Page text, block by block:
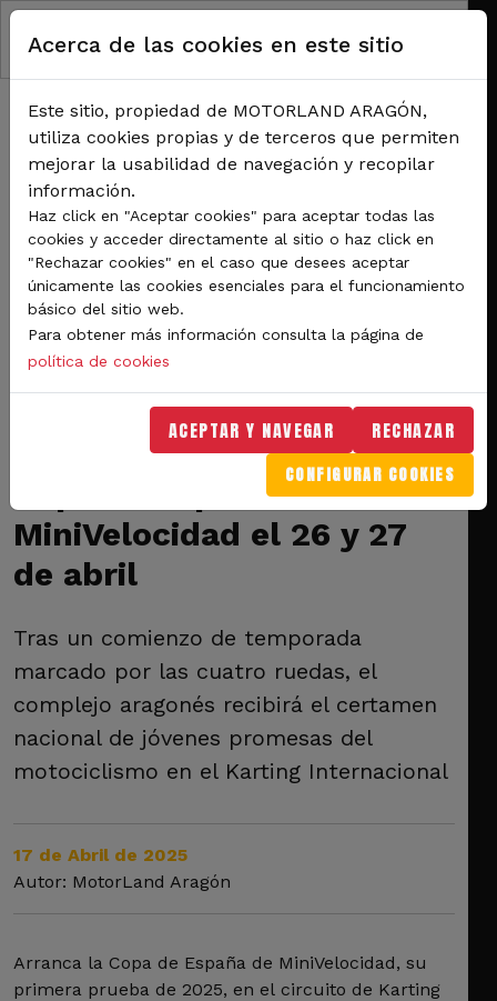
Pasar al contenido principal
RUTA DE NAVEGACIÓN
Llegan las motos a MotorLand Aragón con la Copa de España de MiniVelocidad
el 26 y 27 de abril
Competiciones
Llegan las motos a
MotorLand Aragón con la
Copa de España de
MiniVelocidad el 26 y 27
de abril
Tras un comienzo de temporada
marcado por las cuatro ruedas, el
complejo aragonés recibirá el certamen
nacional de jóvenes promesas del
motociclismo en el Karting Internacional
17 de Abril de 2025
Autor: MotorLand Aragón
Arranca la Copa de España de MiniVelocidad, su
primera prueba de 2025, en el circuito de Karting
Acerca de las cookies en este sitio
Este sitio, propiedad de MOTORLAND ARAGÓN,
utiliza cookies propias y de terceros que permiten
mejorar la usabilidad de navegación y recopilar
información.
Haz click en "Aceptar cookies" para aceptar todas las
cookies y acceder directamente al sitio o haz click en
"Rechazar cookies" en el caso que desees aceptar
únicamente las cookies esenciales para el funcionamiento
básico del sitio web.
Para obtener más información consulta la página de
política de cookies
ACEPTAR Y NAVEGAR RECHAZAR
CONFIGURAR COOKIES